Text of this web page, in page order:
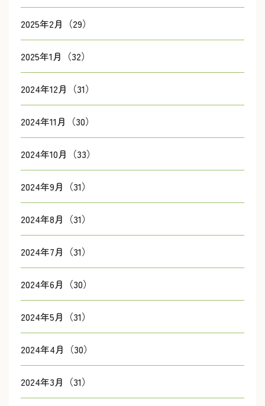
2025年2月（29）
2025年1月（32）
2024年12月（31）
2024年11月（30）
2024年10月（33）
2024年9月（31）
2024年8月（31）
2024年7月（31）
2024年6月（30）
2024年5月（31）
2024年4月（30）
2024年3月（31）